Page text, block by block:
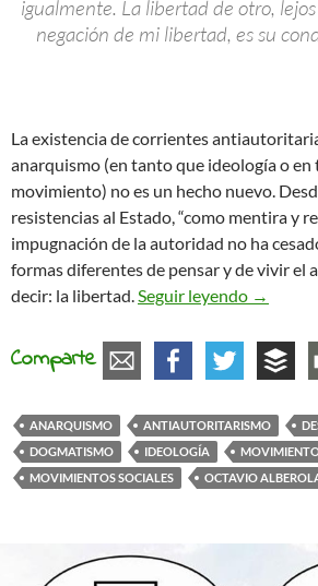
igualmente. La libertad de otro,
negación de mi libertad, es su
La existencia de corrientes
anarquismo (en tanto que ideología o en
movimiento) no es un hecho nuevo.
resistencias al Estado, “como mentira y
impugnación de la autoridad no ha
formas diferentes de pensar y de vivir el
decir: la libertad. Seguir leyendo El
→
Comparte
ANARQUISMO ANTIAUTORITARISMO
DOGMATISMO
IDEOLOGÍA
MOVIMIENTOS SOCIALES
OCTAVIO